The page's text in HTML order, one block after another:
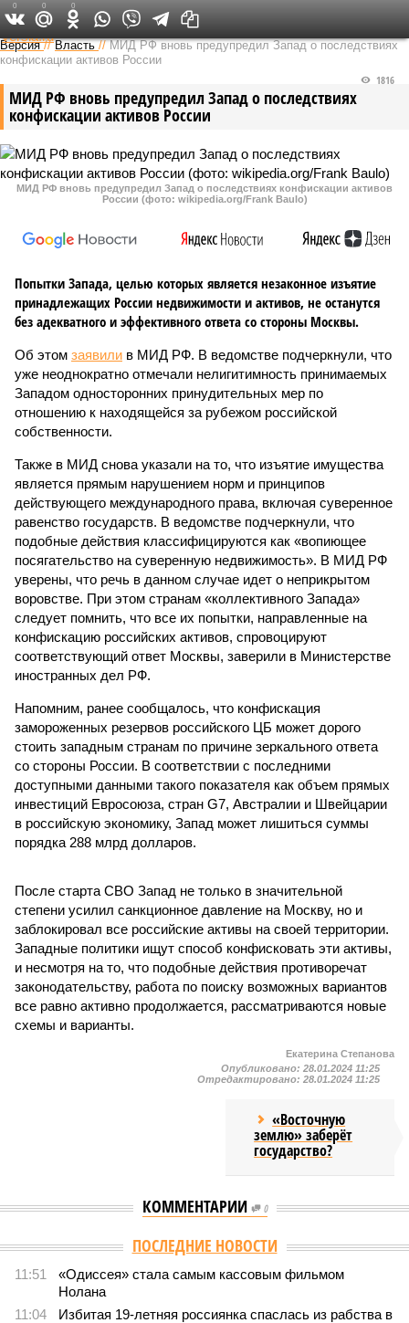
Федеральный выпуск
Версия //Власть //МИД РФ вновь предупредил Запад о последствиях
конфискации активов России
МИД РФ вновь предупредил Запад о последствиях
конфискации активов России
1816
МИД РФ вновь предупредил Запад о последствиях конфискации активов
России (фото: wikipedia.org/Frank Baulo)
Попытки Запада, целью которых является незаконное изъятие
принадлежащих России недвижимости и активов, не останутся
без адекватного и эффективного ответа со стороны Москвы.
Об этом заявили в МИД РФ. В ведомстве подчеркнули, что
уже неоднократно отмечали нелигитимность принимаемых
Западом односторонних принудительных мер по
отношению к находящейся за рубежом российской
собственности.
Также в МИД снова указали на то, что изъятие имущества
является прямым нарушением норм и принципов
действующего международного права, включая суверенное
равенство государств. В ведомстве подчеркнули, что
подобные действия классифицируются как «вопиющее
посягательство на суверенную недвижимость». В МИД РФ
уверены, что речь в данном случае идет о неприкрытом
воровстве. При этом странам «коллективного Запада»
следует помнить, что все их попытки, направленные на
конфискацию российских активов, спровоцируют
соответствующий ответ Москвы, заверили в Министерстве
иностранных дел РФ.
Напомним, ранее сообщалось, что конфискация
замороженных резервов российского ЦБ может дорого
стоить западным странам по причине зеркального ответа
со стороны России. В соответствии с последними
доступными данными такого показателя как объем прямых
инвестиций Евросоюза, стран G7, Австралии и Швейцарии
в российскую экономику, Запад может лишиться суммы
порядка 288 млрд долларов.
После старта СВО Запад не только в значительной
степени усилил санкционное давление на Москву, но и
заблокировал все российские активы на своей территории.
Западные политики ищут способ конфисковать эти активы,
и несмотря на то, что подобные действия противоречат
законодательству, работа по поиску возможных вариантов
все равно активно продолжается, рассматриваются новые
схемы и варианты.
0 0 0
Екатерина Степанова
Опубликовано: 28.01.2024 11:25
Отредактировано: 28.01.2024 11:25
«Восточную
землю» заберёт
государство?
КОММЕНТАРИИ 0
ПОСЛЕДНИЕ НОВОСТИ
11:51
«Одиссея» стала самым кассовым фильмом
Нолана
11:04
Избитая 19-летняя россиянка спаслась из рабства в